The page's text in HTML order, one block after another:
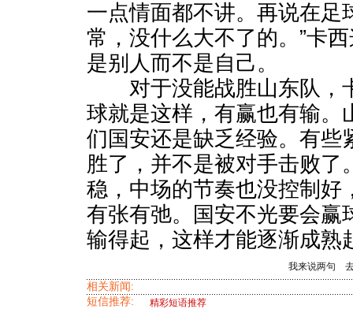
一点情面都不讲。再说在足
常，没什么大不了的。”卡
是别人而不是自己。
对于没能战胜山东队，
球就是这样，有赢也有输。
们国安还是缺乏经验。有些
胜了，并不是被对手击败了
稳，中场的节奏也没控制好
有张有弛。国安不光要会赢
输得起，这样才能逐渐成熟
我来说两句
相关新闻:
短信推荐:
精彩短语推荐